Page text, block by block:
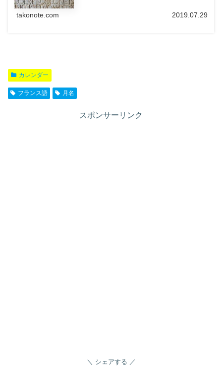
takonote.com 2019.07.29
カレンダー
フランス語 月名
スポンサーリンク
シェアする